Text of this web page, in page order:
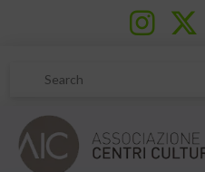
Search